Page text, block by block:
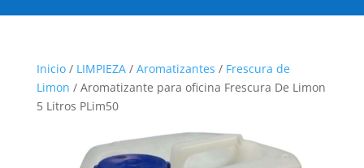
Inicio/ LIMPIEZA/ Aromatizantes / Frescura de
Limon / Aromatizante para oficina Frescura De Limon
5 Litros PLim50